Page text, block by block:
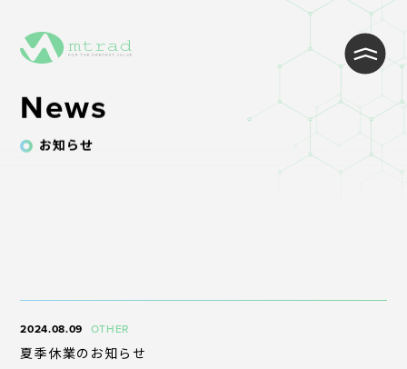
News
お知らせ
2024.08.09 OTHER
夏季休業のお知らせ
ITサポート・ヘルプデスク・コール
センター